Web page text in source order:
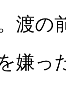
渡の
嫌っ